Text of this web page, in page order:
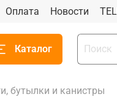
Оплата Новости
Каталог
бутылки и канистры